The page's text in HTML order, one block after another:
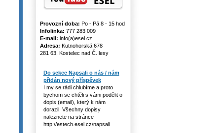
Provozní doba: Po - Pá 8 - 15 hod
Infolinka: 777 283 009
E-mail: info(a)esel.cz
Adresa: Kutnohorská 678
281 63, Kostelec nad Č. lesy
Do sekce Napsali o nás / nám
přidán nový příspěvek
I my se rádi chlubíme a proto
bychom se chtěli s vámi podělit o
dopis (email), který k nám
dorazil. Všechny dopisy
naleznete na stránce
http://estech.esel.cz/napsali